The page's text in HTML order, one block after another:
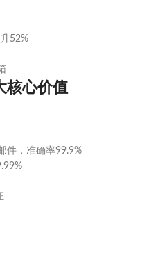
52%
核心价值
件，准确率99.9%